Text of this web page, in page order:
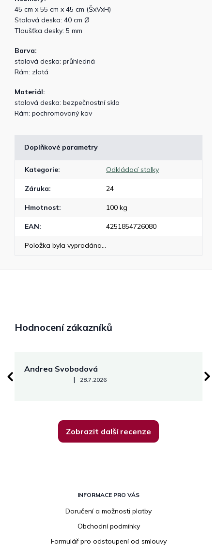
45 cm x 55 cm x 45 cm (ŠxVxH)
Stolová deska: 40 cm Ø
Tloušťka desky: 5 mm
Barva:
stolová deska: průhledná
Rám: zlatá
Materiál:
stolová deska: bezpečnostní sklo
Rám: pochromovaný kov
Doplňkové parametry
Kategorie: Odkládací stolky
Záruka: 24
Hmotnost: 100 kg
EAN: 4251854726080
Položka byla vyprodána…
Hodnocení zákazníků
Andrea Svobodová
Hodnocení obchodu je 5 z 5 hvězdiček.
| 28.7.2026
Zobrazit další recenze
INFORMACE PRO VÁS
Doručení a možnosti platby
Obchodní podmínky
Formulář pro odstoupení od smlouvy